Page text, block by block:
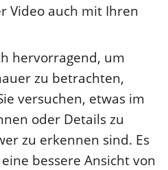
Video auch mit Ihren
hervorragend, um
zu betrachten,
versuchen, etwas im
oder Details zu
zu erkennen sind. Es
bessere Ansicht von